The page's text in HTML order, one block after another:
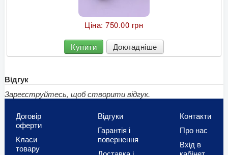
Ціна:750.00 грн
Купити Докладніше
Відгук
Зареєструйтесь, щоб створити відгук.
Договір
оферти
Класи
товару
Відгуки
Гарантія і
повернення
Контакти
Про нас
Вхід в